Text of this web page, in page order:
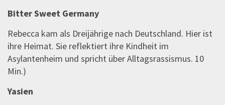
Bitter Sweet Germany
Rebecca kam als Dreijährige nach Deutschland. Hier ist
ihre Heimat. Sie reflektiert ihre Kindheit im
Asylantenheim und spricht über Alltagsrassismus. 10
Min.)
Yasien